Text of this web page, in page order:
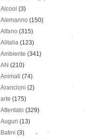
Alcool (3)
Alemanno (150)
Alfano (315)
Alitalia (123)
Ambiente (341)
AN (210)
Animali (74)
Arancioni (2)
arte (175)
Attentato (329)
Auguri (13)
Batini (3)